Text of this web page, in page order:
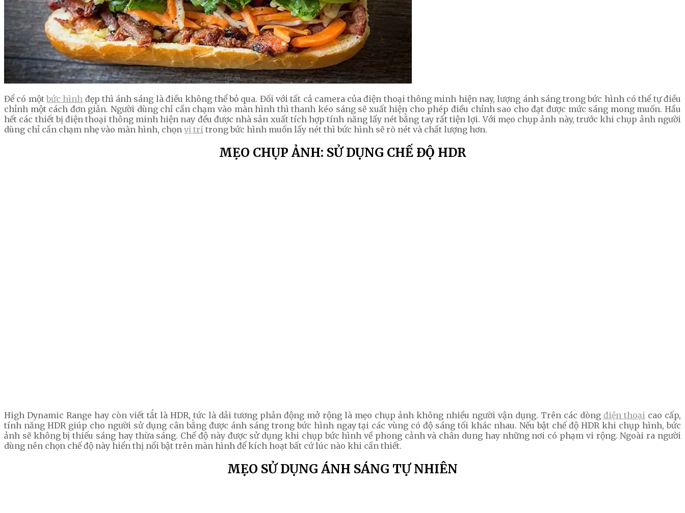
Để có một bức hình đẹp thì ánh sáng là điều không thể bỏ qua. Đối với tất cả camera của điện thoại thông minh hiện nay, lượng ánh sáng trong bức hình có thể tự điều
chỉnh một cách đơn giản. Người dùng chỉ cần chạm vào màn hình thì thanh kéo sáng sẽ xuất hiện cho phép điều chỉnh sao cho đạt được mức sáng mong muốn. Hầu
hết các thiết bị điện thoại thông minh hiện nay đều được nhà sản xuất tích hợp tính năng lấy nét bằng tay rất tiện lợi. Với mẹo chụp ảnh này, trước khi chụp ảnh người
dùng chỉ cần chạm nhẹ vào màn hình, chọn vị trí trong bức hình muốn lấy nét thì bức hình sẽ rõ nét và chất lượng hơn.
MẸO CHỤP ẢNH: SỬ DỤNG CHẾ ĐỘ HDR
High Dynamic Range hay còn viết tắt là HDR, tức là dải tương phản động mở rộng là mẹo chụp ảnh không nhiều người vận dụng. Trên các dòng điện thoại cao cấp,
tính năng HDR giúp cho người sử dụng cân bằng được ánh sáng trong bức hình ngay tại các vùng có độ sáng tối khác nhau. Nếu bật chế độ HDR khi chụp hình, bức
ảnh sẽ không bị thiếu sáng hay thừa sáng. Chế độ này được sử dụng khi chụp bức hình về phong cảnh và chân dung hay những nơi có phạm vi rộng. Ngoài ra người
dùng nên chọn chế độ này hiển thị nổi bật trên màn hình để kích hoạt bất cứ lúc nào khi cần thiết.
MẸO SỬ DỤNG ÁNH SÁNG TỰ NHIÊN